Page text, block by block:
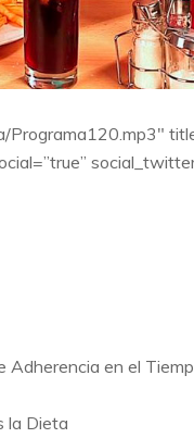
Adherencia en el
la Dieta